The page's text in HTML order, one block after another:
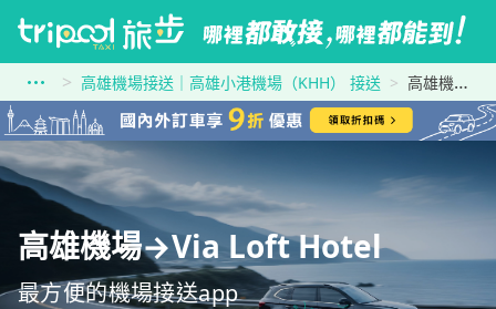
高雄機場接送｜高雄小港機場（KHH） 接送 高雄機場到Via Loft Hotel
高雄機場→Via Loft Hotel
最方便的機場接送app